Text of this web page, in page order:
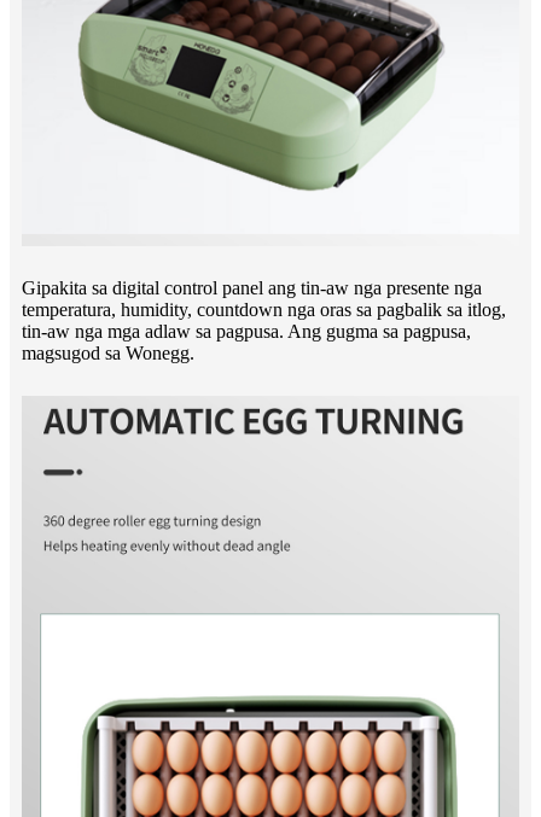
Gipakita sa digital control panel ang tin-aw nga presente nga
temperatura, humidity, countdown nga oras sa pagbalik sa itlog,
tin-aw nga mga adlaw sa pagpusa. Ang gugma sa pagpusa,
magsugod sa Wonegg.